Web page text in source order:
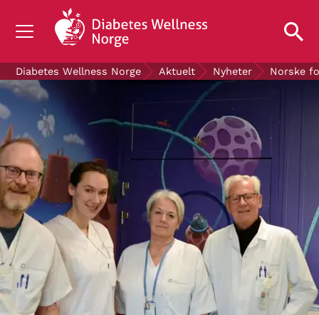
OM DIABETES
STØTT OSS
FORSKNING
AKTUELT
OM OSS
GRATIS DIABETESPRODUKTER
Diabetes Wellness Norge Aktuelt Nyheter Norske